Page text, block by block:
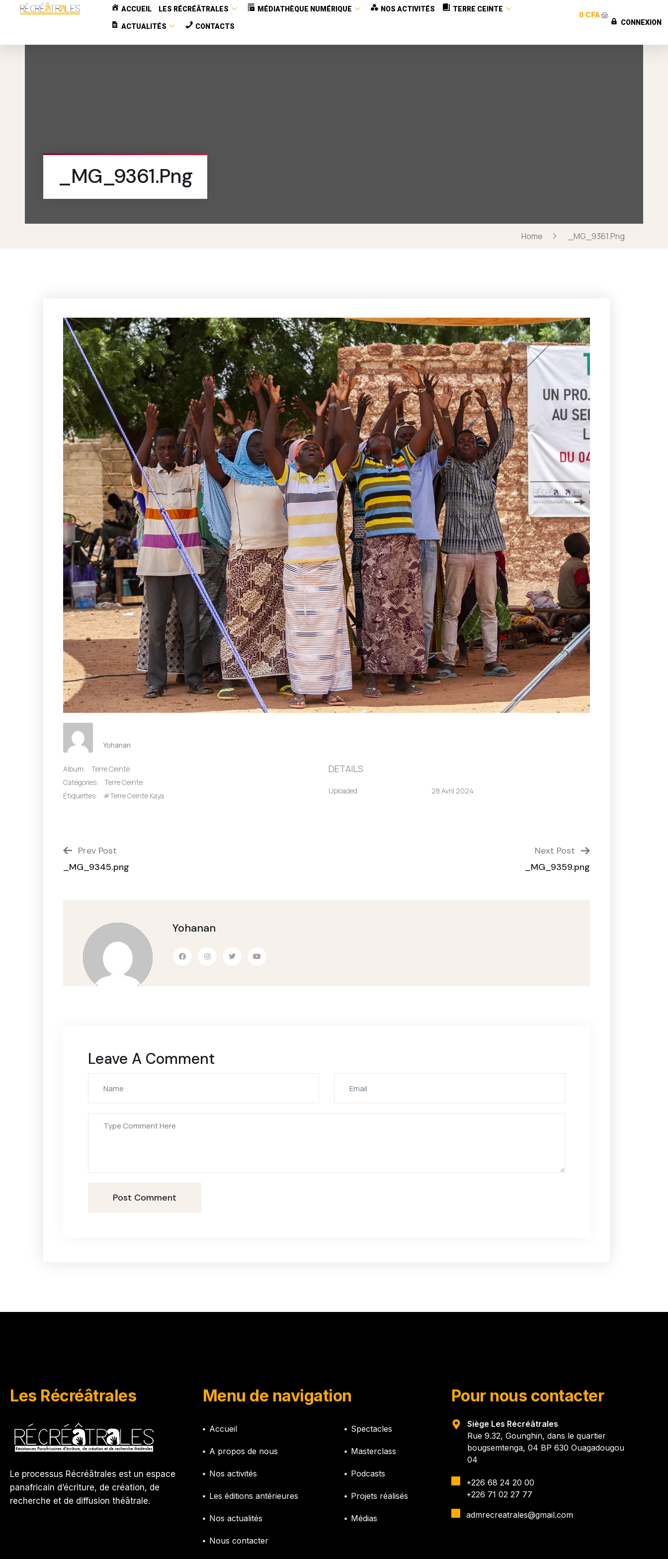
ACCUEIL LES RÉCRÉÂTRALES MÉDIATHÈQUE NUMÉRIQUE NOS ACTIVITÉS TERRE CEINTE
ACTUALITÉS CONTACTS
0 CFA
CONNEXION
_MG_9361.png
Home _MG_9361.png
Yohanan
Album:
Terre Ceinte
Catégories:
Terre Ceinte
Étiquettes:
#Terre Ceinte Kaya
DETAILS
Uploaded 28 Avril 2024
Prev Post
_MG_9345.png
Next Post
_MG_9359.png
Yohanan
Leave A Comment
Post Comment
Les Récréâtrales
Le processus Récréâtrales est un espace
panafricain d’écriture, de création, de
recherche et de diffusion théâtrale.
Menu de navigation
Accueil
A propos de nous
Nos activités
Les éditions antérieures
Nos actualités
Nous contacter
Spectacles
Masterclass
Podcasts
Projets réalisés
Médias
Pour nous contacter
Siège Les Récréâtrales
Rue 9.32, Gounghin, dans le quartier
bougsemtenga, 04 BP 630 Ouagadougou
04
+226 68 24 20 00
+226 71 02 27 77
admrecreatrales@gmail.com